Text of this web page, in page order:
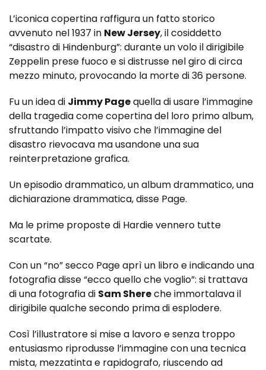
L’iconica copertina raffigura un fatto storico
avvenuto nel 1937 in New Jersey, il cosiddetto
“disastro di Hindenburg”: durante un volo il dirigibile
Zeppelin prese fuoco e si distrusse nel giro di circa
mezzo minuto, provocando la morte di 36 persone.
Fu un idea di Jimmy Pagequella di usare l’immagine
della tragedia come copertina del loro primo album,
sfruttando l’impatto visivo che l’immagine del
disastro rievocava ma usandone una sua
reinterpretazione grafica.
Un episodio drammatico, un album drammatico, una
dichiarazione drammatica, disse Page.
Ma le prime proposte di Hardie vennero tutte
scartate.
Con un “no” secco Page aprì un libro e indicando una
fotografia disse “ecco quello che voglio”: si trattava
di una fotografia di Sam Shereche immortalava il
dirigibile qualche secondo prima di esplodere.
Così l’illustratore si mise a lavoro e senza troppo
entusiasmo riprodusse l’immagine con una tecnica
mista, mezzatinta e rapidografo, riuscendo ad